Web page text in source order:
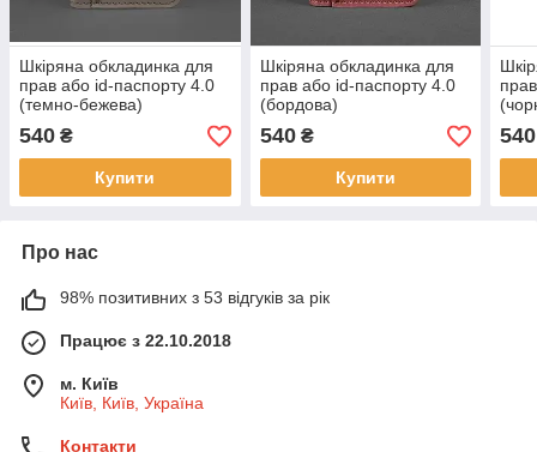
Шкіряна обкладинка для
прав або id-паспорту 4.0
(темно-бежева)
540 ₴
Купити
Шкіряна обкладинка для
прав або id-паспорту 4.0
(бордова)
540₴
Купити
540
Про нас
98% позитивних з 53 відгуків за рік
Працює з 22.10.2018
м. Київ
Київ, Київ, Україна
Контакти